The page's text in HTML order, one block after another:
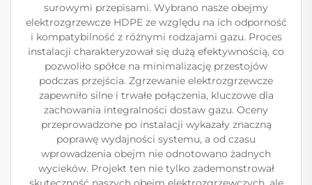
surowymi przepisami. Wybrano nasze obejmy
elektrozgrzewcze HDPE ze względu na ich odporność
i kompatybilność z różnymi rodzajami gazu. Proces
instalacji charakteryzował się dużą efektywnością, co
pozwoliło spółce na minimalizację przestojów
podczas przejścia. Zgrzewanie elektrozgrzewcze
zapewniło silne i trwałe połączenia, kluczowe dla
zachowania integralności dostaw gazu. Oceny
przeprowadzone po instalacji wykazały znaczną
poprawę wydajności systemu, a od czasu
wprowadzenia obejm nie odnotowano żadnych
wycieków. Projekt ten nie tylko zademonstrował